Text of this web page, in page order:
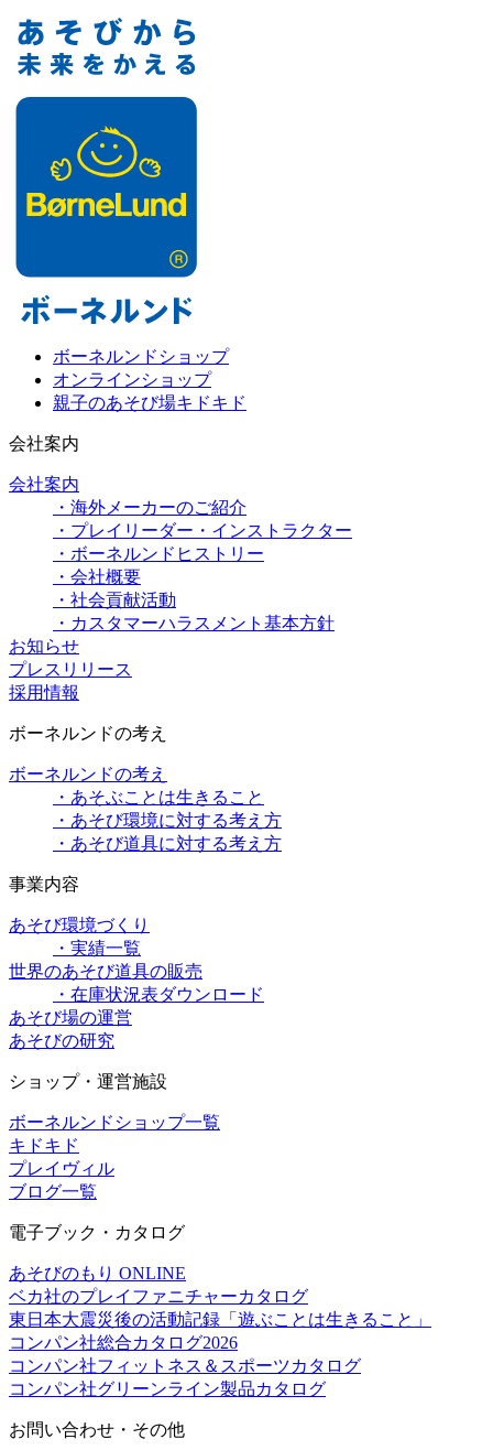
ボーネルンドショップ
オンラインショップ
親子のあそび場キドキド
会社案内
会社案内
・海外メーカーのご紹介
・プレイリーダー・インストラクター
・ボーネルンドヒストリー
・会社概要
・社会貢献活動
・カスタマーハラスメント基本方針
お知らせ
プレスリリース
採用情報
ボーネルンドの考え
ボーネルンドの考え
・あそぶことは生きること
・あそび環境に対する考え方
・あそび道具に対する考え方
事業内容
あそび環境づくり
・実績一覧
世界のあそび道具の販売
・在庫状況表ダウンロード
あそび場の運営
あそびの研究
ショップ・運営施設
ボーネルンドショップ一覧
キドキド
プレイヴィル
ブログ一覧
電子ブック・カタログ
あそびのもり ONLINE
ベカ社のプレイファニチャーカタログ
東日本大震災後の活動記録「遊ぶことは生きること」
コンパン社総合カタログ2026
コンパン社フィットネス＆スポーツカタログ
コンパン社グリーンライン製品カタログ
お問い合わせ・その他